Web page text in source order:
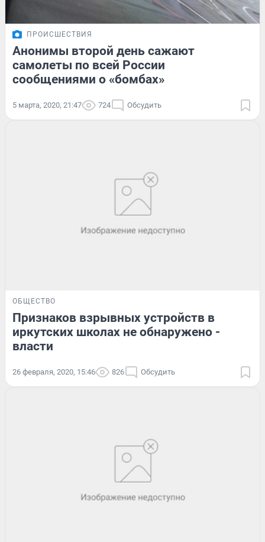
ПРОИСШЕСТВИЯ
Анонимы второй день сажают
самолеты по всей России
сообщениями о «бомбах»
5 марта, 2020, 21:47 724 Обсудить
ОБЩЕСТВО
Признаков взрывных устройств в
иркутских школах не обнаружено -
власти
26 февраля, 2020, 15:46 826 Обсудить